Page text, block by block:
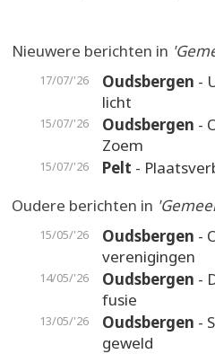
Nieuwere berichten in
17/07/'26 Oudsbergen -
licht
15/07/'26 Oudsbergen -
Zoem
15/07/'26 Pelt -
Oudere berichten in
15/05/'26 Oudsbergen -
verenigingen
14/05/'26 Oudsbergen -
fusie
13/05/'26 Oudsbergen -
geweld